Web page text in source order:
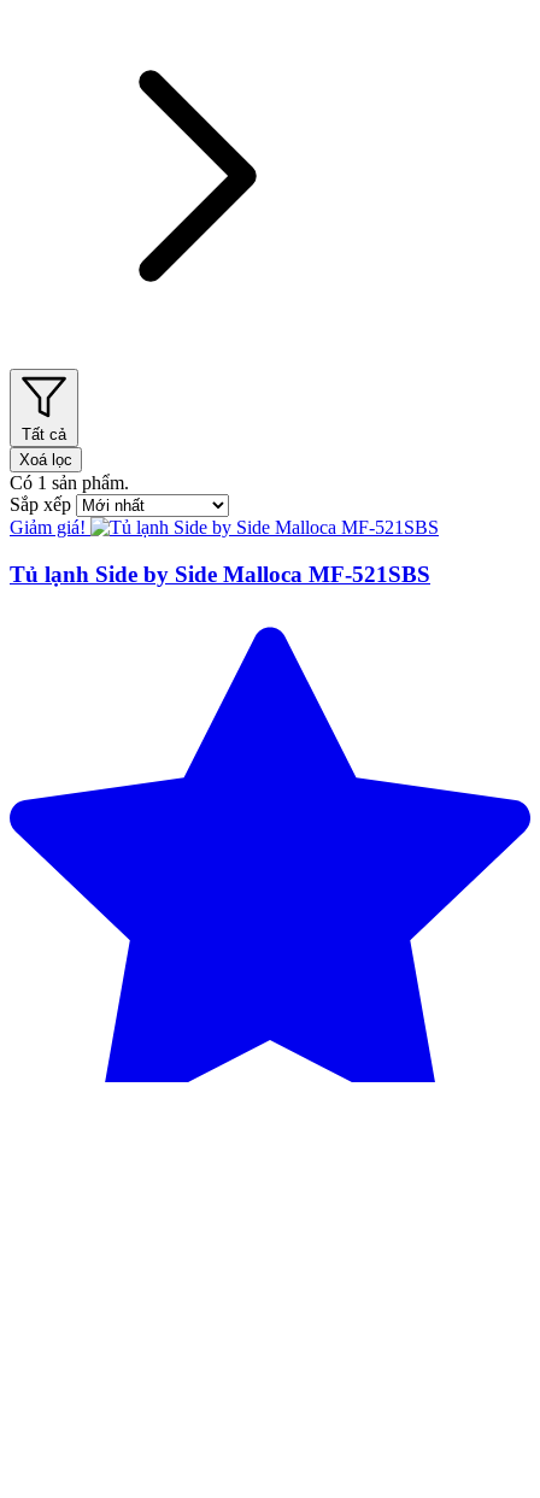
Tất cả
Xoá lọc
Có 1 sản phẩm.
Sắp xếp
Giảm giá!
Tủ lạnh Side by Side Malloca MF-521SBS